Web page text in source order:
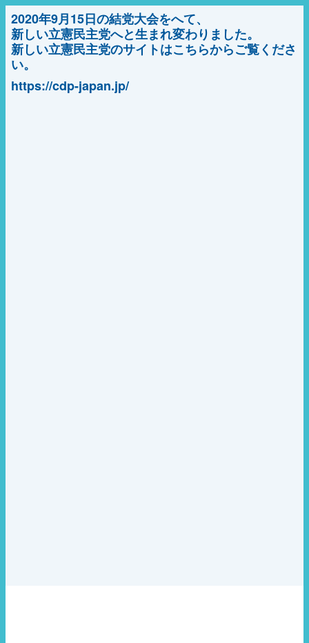
2020年9月15日の結党大会をへて、
新しい立憲民主党へと生まれ変わりました。
新しい立憲民主党のサイトはこちらからご覧くださ
い。
https://cdp-japan.jp/